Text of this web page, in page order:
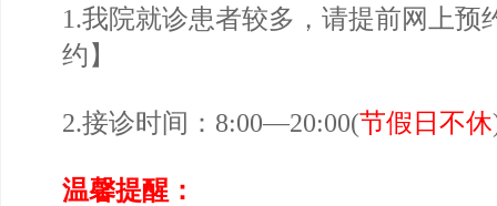
1.我院就诊患者较多，请提前网上预
约 】
2.接诊时间：8:00—20:00(节假日不休
温馨提醒：